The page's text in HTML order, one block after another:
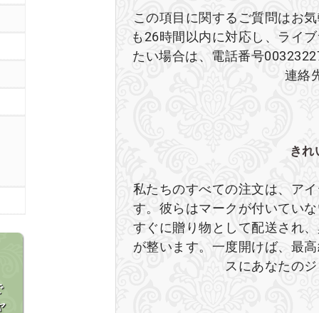
この項目に関するご質問はお
も26時間以内に対応し、ライ
たい場合は、電話番号
連絡
きれ
私たちのすべての注文は、ア
す。彼らはマークが付いてい
すぐに贈り物として配送され
が整います。一度開けば、最
スにあなたの